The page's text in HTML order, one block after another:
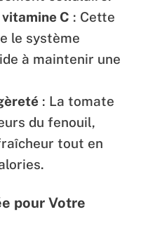
C : Cette
le système
à maintenir une
: La tomate
du fenouil,
tout en
pour Votre